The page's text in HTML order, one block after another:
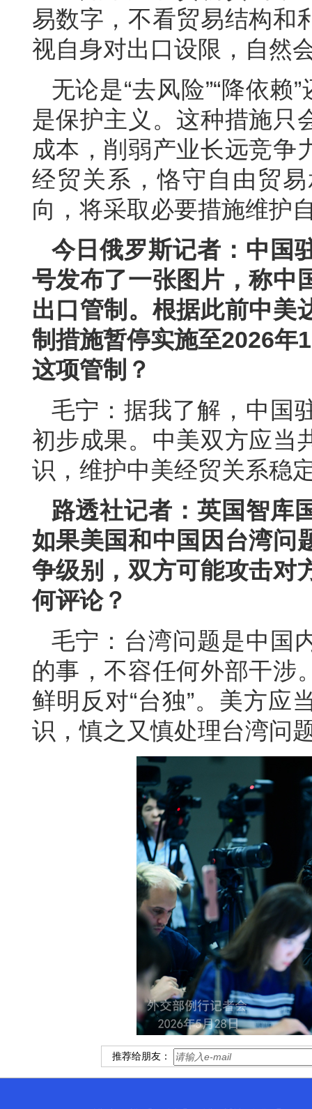
易数字，不看贸易结构和
视自身对出口设限，自然
无论是“去风险”“降依赖
是保护主义。这种措施只
成本，削弱产业长远竞争
经贸关系，恪守自由贸
向，将采取必要措施维护
今日俄罗斯记者：中国
号发布了一张图片，称中
出口管制。根据此前中美
制措施暂停实施至2026年
这项管制？
毛宁：据我了解，中国
初步成果。中美双方应当
识，维护中美经贸关系稳
路透社记者：英国智库
如果美国和中国因台湾问
争级别，双方可能攻击对
何评论？
毛宁：台湾问题是中国
的事，不容任何外部干涉
鲜明反对“台独”。美方应
识，慎之又慎处理台湾问
推荐给朋友：